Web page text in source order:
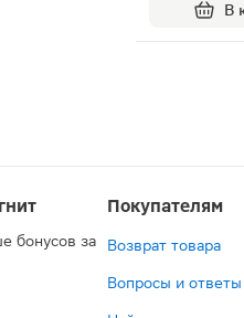
В
бонусов за
Покупателям
Возврат товара
Вопросы и ответы